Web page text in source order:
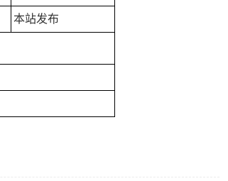
本站发布